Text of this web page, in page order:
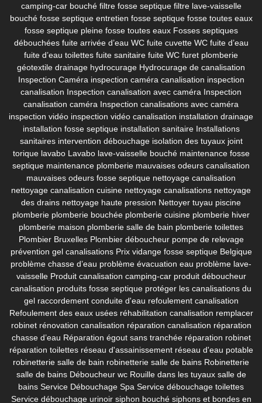
camping-car bouché filtre fosse septique filtre lave-vaisselle
bouché fosse septique entretien fosse septique fosse toutes eaux
fosse septique pleine fosse toutes eaux Fosses septiques
débouchées fuite arrivée d’eau WC fuite cuvette WC fuite d’eau
fuite d’eau toilettes fuite sanitaire fuite WC furet plomberie
géotextile drainage hydrocurage Hydrocurage de canalisation
Inspection Caméra inspection caméra canalisation inspection
canalisation Inspection canalisation avec caméra Inspection
canalisation caméra Inspection canalisations avec caméra
inspection vidéo inspection vidéo canalisation installation drainage
installation fosse septique installation sanitaire Installations
sanitaires intervention débouchage isolation des tuyaux joint
torique lavabo Lavabo lave-vaisselle bouché maintenance fosse
septique maintenance plomberie mauvaises odeurs canalisation
mauvaises odeurs fosse septique nettoyage canalisation
nettoyage canalisation cuisine nettoyage canalisations nettoyage
des drains nettoyage haute pression Nettoyer tuyau piscine
plomberie plomberie bouchée plomberie cuisine plomberie hiver
plomberie maison plomberie salle de bain plomberie toilettes
Plombier Bruxelles Plombier déboucheur pompe de relevage
prévention gel canalisations Prix vidange fosse septique Belgique
problème chasse d’eau problème évacuation eau problème lave-
vaisselle Produit canalisation camping-car produit déboucheur
canalisation produits fosse septique protéger les canalisations du
gel raccordement conduite d'eau refoulement canalisation
Refoulement des eaux usées réhabilitation canalisation remplacer
robinet rénovation canalisation réparation canalisation réparation
chasse d’eau Réparation égout sans tranchée réparation robinet
réparation toilettes réseau d'assainissement réseau d'eau potable
robinetterie salle de bain robinetterie salle de bains Robinetterie
salle de bains Déboucheur wc Rouille dans les tuyaux salle de
bains Service Débouchage Spa Service débouchage toilettes
Service débouchage urinoir siphon bouché siphons et bondes en